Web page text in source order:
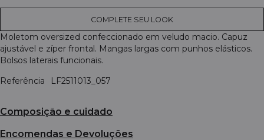
COMPLETE SEU LOOK
Moletom oversized confeccionado em veludo macio. Capuz
ajustável e zíper frontal. Mangas largas com punhos elásticos.
Bolsos laterais funcionais.
Referência
LF2511013_057
Composição e cuidado
Encomendas e Devoluções